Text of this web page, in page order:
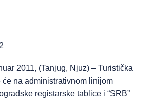
2011, (Tanjug, Njuz) – Turistička
na administrativnom linijom
registarske tablice i “SRB”